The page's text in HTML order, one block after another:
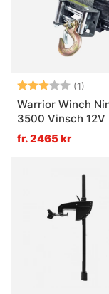
Betyg: (1)
3.0
Warrior Winch
3500 Vinsch 12V
fr. 2465 kr